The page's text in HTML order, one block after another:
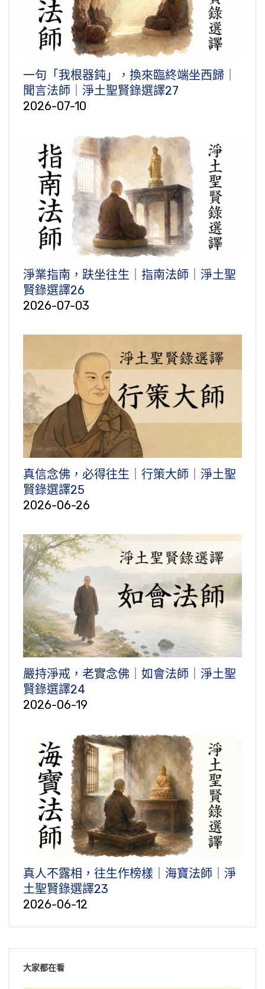
一句「我根器鈍」，換來臨終端坐西歸｜
聞言法師｜淨土聖賢錄選譯27
2026-07-10
淨業指南，趺坐往生｜指南法師｜淨土聖
賢錄選譯26
2026-07-03
真信念佛，必得往生｜行策大師｜淨土聖
賢錄選譯25
2026-06-26
嚴持淨戒，老實念佛｜如會法師｜淨土聖
賢錄選譯24
2026-06-19
真人不露相，往生作榜樣｜海寶法師｜淨
土聖賢錄選譯23
2026-06-12
大家都在看